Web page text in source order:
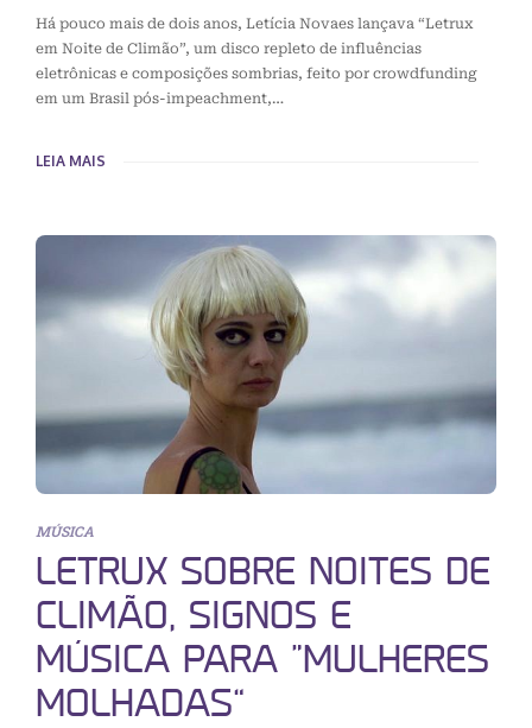
Há pouco mais de dois anos, Letícia Novaes lançava “Letrux
em Noite de Climão”, um disco repleto de influências
eletrônicas e composições sombrias, feito por crowdfunding
em um Brasil pós-impeachment,…
LEIA MAIS
MÚSICA
LETRUX SOBRE NOITES DE
CLIMÃO, SIGNOS E
MÚSICA PARA “MULHERES
MOLHADAS”